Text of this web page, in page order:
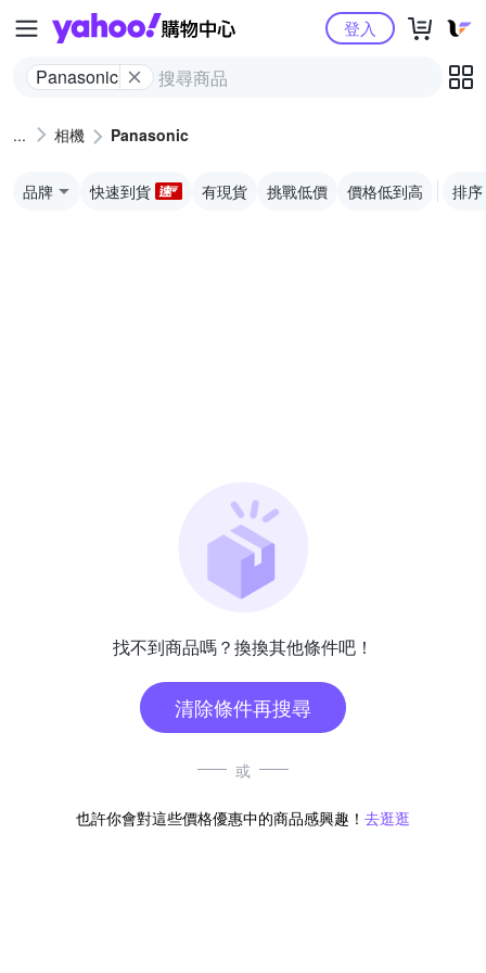
Yahoo購物中心
Panasonic
登入
相機 Panasonic
品牌 快速到貨 有現貨 挑戰低價 價格低到高 排序
找不到商品嗎？換換其他條件吧！
清除條件再搜尋
或
也許你會對這些價格優惠中的商品感興趣！ 去逛逛